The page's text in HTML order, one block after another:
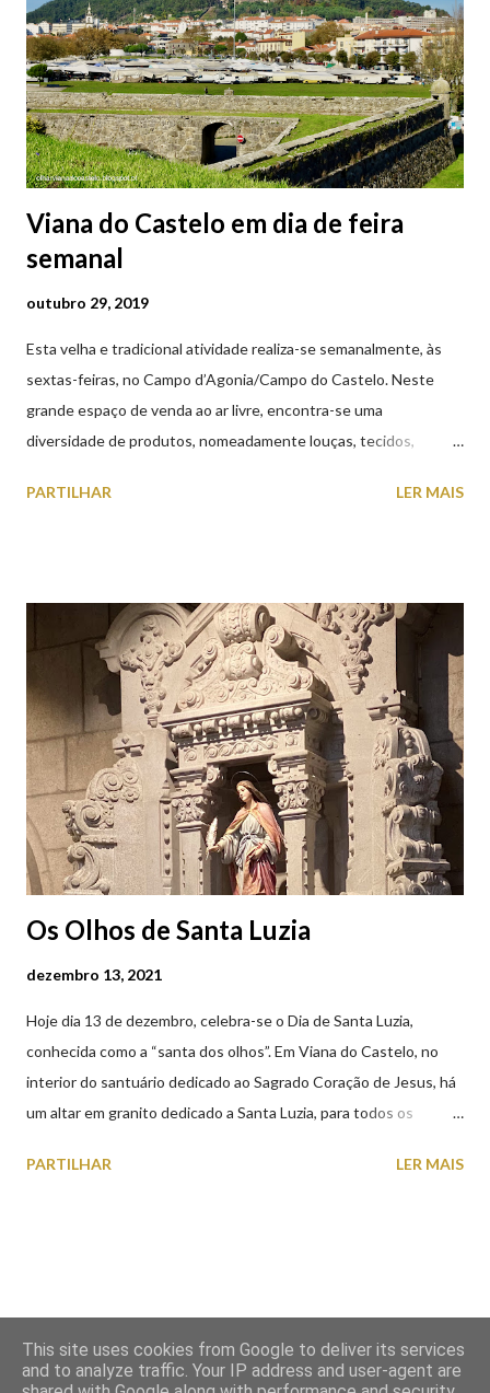
Viana do Castelo em dia de feira
semanal
outubro 29, 2019
Esta velha e tradicional atividade realiza-se semanalmente, às
sextas-feiras, no Campo d’Agonia/Campo do Castelo. Neste
grande espaço de venda ao ar livre, encontra-se uma
diversidade de produtos, nomeadamente louças, tecidos,
cobres entre muitos outros. Horário de funcionamento | Verão
(2019.10.25) Feira Semanal em Viana do Castelo (2019.10.25)
Feira Semanal em Viana do Castelo (2019.10.25) Feira Semanal
em Viana do Castelo (2019.10.25) Feira Semanal em Viana do
Castelo (2019.10.25) Feira Semanal em Viana do Castelo
(2019.10.25)
PARTILHAR LER MAIS
Os Olhos de Santa Luzia
dezembro 13, 2021
Hoje dia 13 de dezembro, celebra-se o Dia de Santa Luzia,
conhecida como a “santa dos olhos”. Em Viana do Castelo, no
interior do santuário dedicado ao Sagrado Coração de Jesus, há
um altar em granito dedicado a Santa Luzia, para todos os
uma capela dedicada a Santa Luzia construída no cimo do monte
Siracusa) conta que esta jovem italiana venerada pelos católicos,
sofreu perseguições por ser cristã. De acordo com a lenda,
PARTILHAR LER MAIS
This site uses cookies from Google to deliver its services
and to analyze traffic. Your IP address and user-agent are